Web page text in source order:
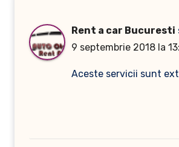
Rent a car Bucuresti
9 septembrie 2018 la
Aceste servicii sunt